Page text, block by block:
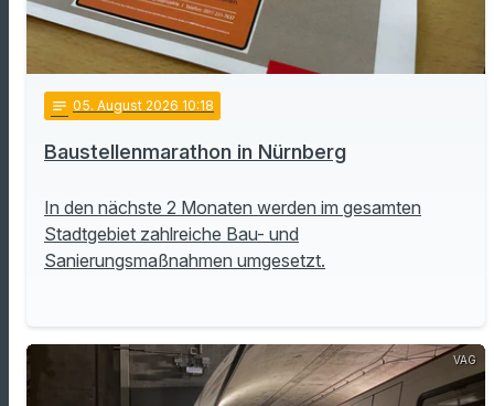
notes 05. August 2026 10:18
Baustellenmarathon in Nürnberg
In den nächste 2 Monaten werden im gesamten
Stadtgebiet zahlreiche Bau- und
Sanierungsmaßnahmen umgesetzt.
VAG